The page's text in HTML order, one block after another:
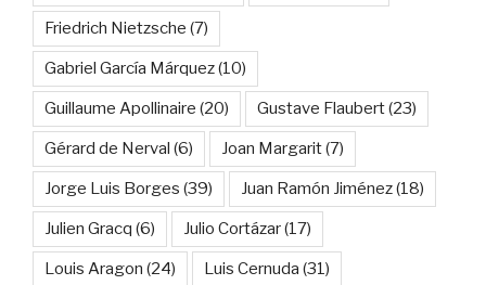
Friedrich Nietzsche (7)
Gabriel García Márquez(10)
Guillaume Apollinaire (20) Gustave Flaubert(23)
Gérard de Nerval (6) Joan Margarit(7)
Jorge Luis Borges (39) Juan Ramón Jiménez(18)
Julien Gracq (6) Julio Cortázar(17)
Louis Aragon (24) Luis Cernuda (31)